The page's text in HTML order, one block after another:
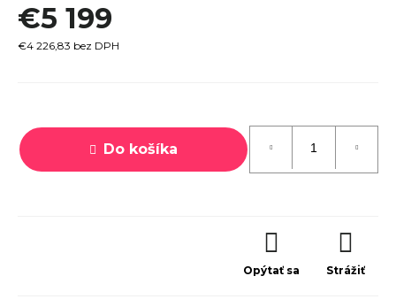
€5 199
€4 226,83 bez DPH
cena:
Do košíka
Opýtať sa Strážiť
€1 449